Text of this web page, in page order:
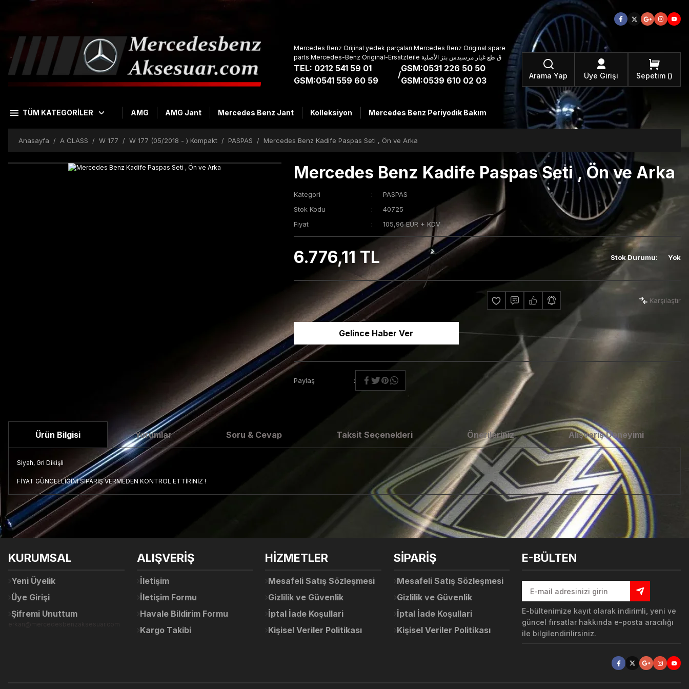
Mercedes Benz Orijinal yedek parçaları Mercedes Benz Original spare
parts Mercedes-Benz Original-Ersatzteile ق طع غيار مرسيدس بنز الأصلية
TEL: 0212 541 59 01
GSM:0541 559 60 59
/
GSM:0531 226 50 50
GSM:0539 610 02 03
Arama Yap Üye Girişi Sepetim
TÜM KATEGORİLER AMG AMG Jant Mercedes Benz Jant Kolleksiyon Mercedes Benz Periyodik Bakım
Anasayfa A CLASS W 177 W 177 (05/2018 - ) Kompakt PASPAS Mercedes Benz Kadife Paspas Seti , Ön ve Arka
Mercedes Benz Kadife Paspas Seti , Ön ve Arka
Kategori
PASPAS
Stok Kodu
40725
Fiyat
105,96 EUR + KDV
6.776,11 TL Stok Durumu: Yok
Karşılaştır
Gelince Haber Ver
Paylaş
Ürün Bilgisi Yorumlar Soru & Cevap Taksit Seçenekleri Önerileriniz Alışveriş Deneyimi
Siyah, Gri Dikişli
FİYAT GÜNCELLİĞİNİ SİPARİŞ VERMEDEN KONTROL ETTİRİNİZ !
Yorum Yaz
Ürün hakkında henüz soru sorulmamış.
Bu ürünün fiyat bilgisi, resim, ürün açıklamalarında ve diğer konularda yetersiz gördüğünüz noktaları öneri formunu kullanarak tarafımıza iletebilirsiniz.
Görüş ve önerileriniz için teşekkür ederiz.
Ürün açıklamasında eksik bilgiler bulunuyor.
Bu ürüne benzer farklı alternatifler olmalı.
Deneyimini Paylaş
KURUMSAL
Yeni Üyelik
Üye Girişi
Şifremi Unuttum
ALIŞVERİŞ
İletişim
İletişim Formu
Havale Bildirim Formu
Kargo Takibi
HİZMETLER
Mesafeli Satış Sözleşmesi
Gizlilik ve Güvenlik
İptal İade Koşullari
Kişisel Veriler Politikası
SİPARİŞ
Mesafeli Satış Sözleşmesi
Gizlilik ve Güvenlik
İptal İade Koşullari
Kişisel Veriler Politikası
E-BÜLTEN
E-bültenimize kayıt olarak indirimli, yeni ve
güncel fırsatlar hakkında e-posta aracılığı
ile bilgilendirilirsiniz.